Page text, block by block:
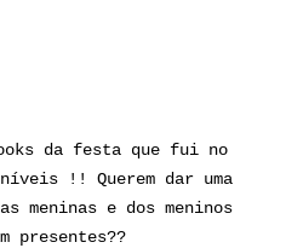
da festa que fui no
!! Querem dar uma
meninas e dos meninos
presentes??